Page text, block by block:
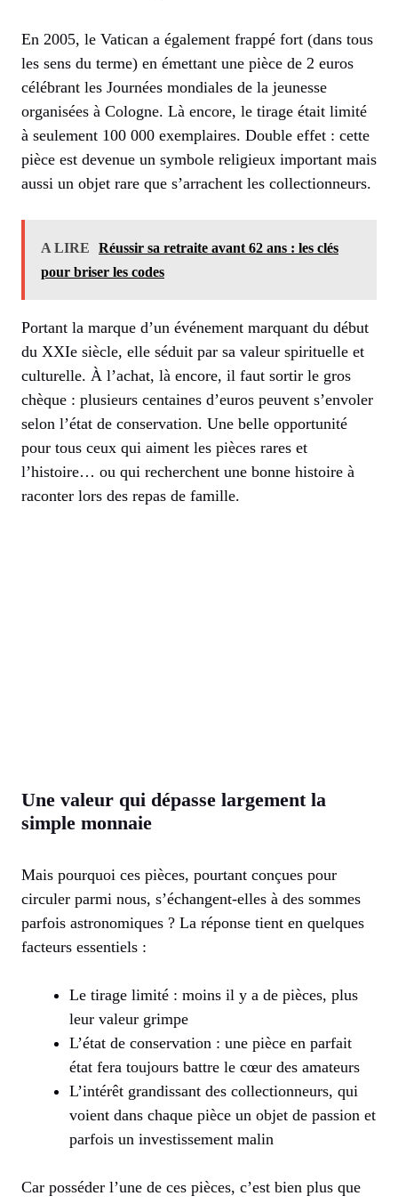
En 2005, le Vatican a également frappé fort (dans tous
les sens du terme) en émettant une pièce de 2 euros
célébrant les Journées mondiales de la jeunesse
organisées à Cologne. Là encore, le tirage était limité
à seulement 100 000 exemplaires. Double effet : cette
pièce est devenue un symbole religieux important mais
aussi un objet rare que s’arrachent les collectionneurs.
A LIRE
Réussir sa retraite avant 62 ans : les clés
pour briser les codes
Portant la marque d’un événement marquant du début
du XXIe siècle, elle séduit par sa valeur spirituelle et
culturelle. À l’achat, là encore, il faut sortir le gros
chèque : plusieurs centaines d’euros peuvent s’envoler
selon l’état de conservation. Une belle opportunité
pour tous ceux qui aiment les pièces rares et
l’histoire… ou qui recherchent une bonne histoire à
raconter lors des repas de famille.
Une valeur qui dépasse largement la
simple monnaie
Mais pourquoi ces pièces, pourtant conçues pour
circuler parmi nous, s’échangent-elles à des sommes
parfois astronomiques ? La réponse tient en quelques
facteurs essentiels :
Le tirage limité : moins il y a de pièces, plus
leur valeur grimpe
L’état de conservation : une pièce en parfait
état fera toujours battre le cœur des amateurs
L’intérêt grandissant des collectionneurs, qui
voient dans chaque pièce un objet de passion et
parfois un investissement malin
Car posséder l’une de ces pièces, c’est bien plus que